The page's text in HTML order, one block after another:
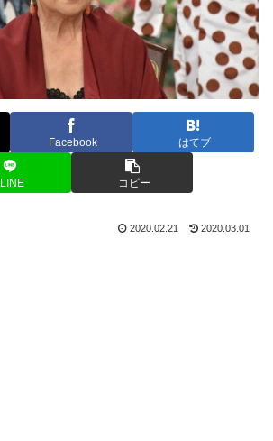
Facebook はてブ
LINE コピー
2020.02.21 2020.03.01